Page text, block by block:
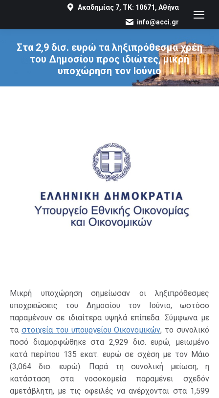
Ακαδημίας 7, ΤΚ: 10671, Αθήνα
info@acci.gr
Στα 2,9 δισ. ευρώ τα ληξιπρόθεσμα χρέη
του Δημοσίου προς ιδιώτες, μικρή
υποχώρηση τον Ιούνιο
You are here:
Μικρή υποχώρηση σημείωσαν οι ληξιπρόθεσμες
υποχρεώσεις του Δημοσίου τον Ιούνιο, ωστόσο
παραμένουν σε ιδιαίτερα υψηλά επίπεδα. Σύμφωνα με
τα στοιχεία του υπουργείου Οικονομικών, το συνολικό
ποσό διαμορφώθηκε στα 2,929 δισ. ευρώ, μειωμένο
κατά περίπου 135 εκατ. ευρώ σε σχέση με τον Μάιο
(3,064 δισ. ευρώ). Παρά τη συνολική μείωση, η
κατάσταση στα νοσοκομεία παραμένει σχεδόν
αμετάβλητη, με τις οφειλές να ανέρχονται στα 1,599